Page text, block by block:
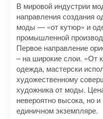
В мировой индустрии
направления создания
моды — «от кутюр» и
промышленной
Первое направление
– на широкие слои. «От
одежда, мастерски
художественному
художника от моды.
невероятно высока, но
единичном экземпляре.